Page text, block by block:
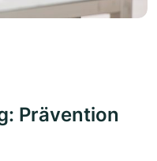
Prävention